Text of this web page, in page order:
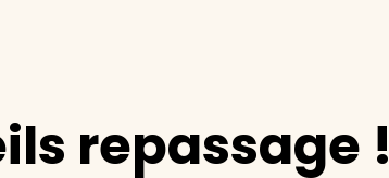
repassage !